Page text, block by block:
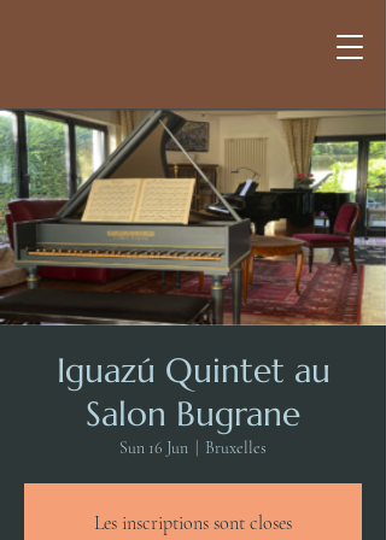
Iguazú Quintet au
Salon Bugrane
Sun 16 Jun Bruxelles
Les inscriptions sont closes